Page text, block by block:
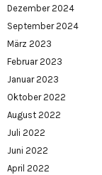
Dezember 2024
September 2024
März 2023
Februar 2023
Januar 2023
Oktober 2022
August 2022
Juli 2022
Juni 2022
April 2022